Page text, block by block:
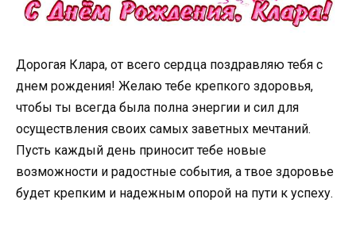
Дорогая Клара, от всего сердца поздравляю тебя с
днем рождения! Желаю тебе крепкого здоровья,
чтобы ты всегда была полна энергии и сил для
осуществления своих самых заветных мечтаний.
Пусть каждый день приносит тебе новые
возможности и радостные события, а твое здоровье
будет крепким и надежным опорой на пути к успеху.